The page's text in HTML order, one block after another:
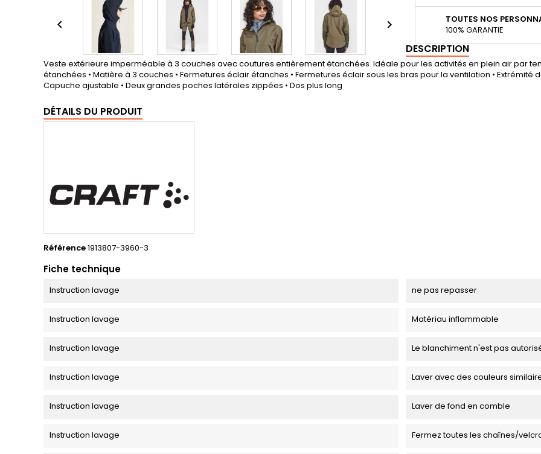
 
TOUTES NOS
100% GARANTIE
DESCRIPTION
Veste extérieure imperméable à 3 couches avec coutures entièrement étanchées. Idéale pour les activités en plein air par
étanchées • Matière à 3 couches • Fermetures éclair étanches • Fermetures éclair sous les bras pour la ventilation • Extrémité
Capuche ajustable • Deux grandes poches latérales zippées • Dos plus long
DÉTAILS DU PRODUIT
Référence1913807-3960-3
Fiche technique
Instruction lavage ne pas repasser
Instruction lavage Matériau inflammable
Instruction lavage Le blanchiment n'est pas
Instruction lavage Laver avec des couleurs
Instruction lavage Laver de fond en comble
Instruction lavage Fermez toutes les chaînes/